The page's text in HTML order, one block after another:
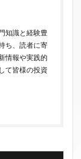
知識と経験豊
ち、読者に寄
情報や実践的
て皆様の投資